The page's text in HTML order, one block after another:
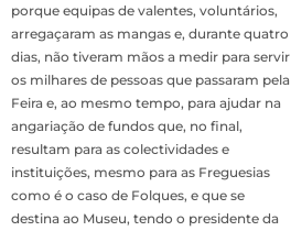
porque equipas de valentes, voluntários,
arregaçaram as mangas e, durante quatro
dias, não tiveram mãos a medir para servir
os milhares de pessoas que passaram pela
Feira e, ao mesmo tempo, para ajudar na
angariação de fundos que, no final,
resultam para as colectividades e
instituições, mesmo para as Freguesias
como é o caso de Folques, e que se
destina ao Museu, tendo o presidente da